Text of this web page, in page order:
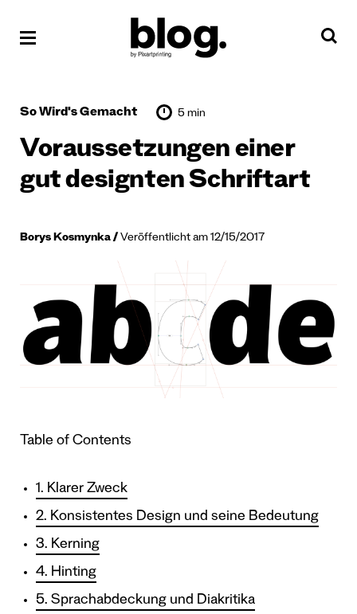
So Wird's Gemacht 5 min
Voraussetzungen einer
gut designten Schriftart
Borys Kosmynka Veröffentlicht am 12/15/2017
Table of Contents
1. Klarer Zweck
2. Konsistentes Design und seine Bedeutung
3. Kerning
4. Hinting
5. Sprachabdeckung und Diakritika